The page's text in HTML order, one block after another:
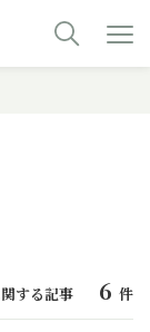
する記事 6 件